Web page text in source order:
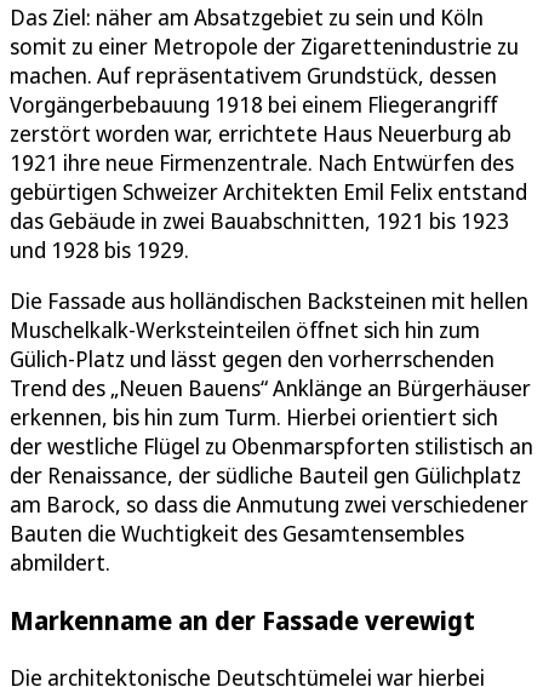
Das Ziel: näher am Absatzgebiet zu sein und Köln
somit zu einer Metropole der Zigarettenindustrie zu
machen. Auf repräsentativem Grundstück, dessen
Vorgängerbebauung 1918 bei einem Fliegerangriff
zerstört worden war, errichtete Haus Neuerburg ab
1921 ihre neue Firmenzentrale. Nach Entwürfen des
gebürtigen Schweizer Architekten Emil Felix entstand
das Gebäude in zwei Bauabschnitten, 1921 bis 1923
und 1928 bis 1929.
Die Fassade aus holländischen Backsteinen mit hellen
Muschelkalk-Werksteinteilen öffnet sich hin zum
Gülich-Platz und lässt gegen den vorherrschenden
Trend des „Neuen Bauens“ Anklänge an Bürgerhäuser
erkennen, bis hin zum Turm. Hierbei orientiert sich
der westliche Flügel zu Obenmarspforten stilistisch an
der Renaissance, der südliche Bauteil gen Gülichplatz
am Barock, so dass die Anmutung zwei verschiedener
Bauten die Wuchtigkeit des Gesamtensembles
abmildert.
Markenname an der Fassade verewigt
Die architektonische Deutschtümelei war hierbei